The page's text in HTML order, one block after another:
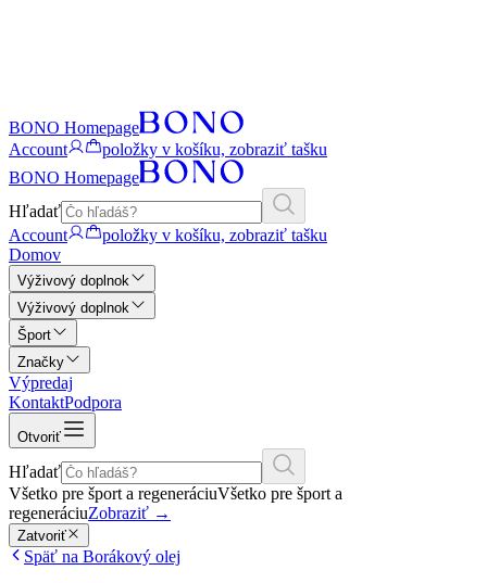
BONO Homepage
Account
položky v košíku, zobraziť tašku
BONO Homepage
Hľadať
Account
položky v košíku, zobraziť tašku
Domov
Výživový doplnok
Výživový doplnok
Šport
Značky
Výpredaj
KontaktPodpora
Otvoriť
Hľadať
Všetko pre šport a regeneráciuVšetko pre šport a
regeneráciuZobraziť →
Zatvoriť
Späť na Borákový olej